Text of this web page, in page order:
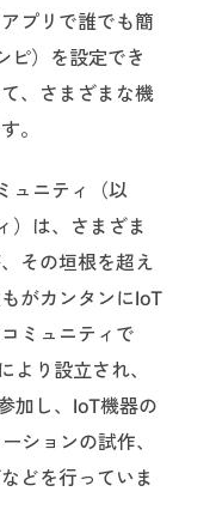
プリで誰でも簡
ピ）を設定でき
、さまざまな機
。
ュニティ（以
）は、さまざま
その垣根を超え
がカンタンにIoT
ミュニティで
り設立され、
加し、IoT機器の
ションの試作、
どを行っていま